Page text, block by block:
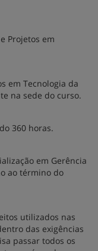
Projetos em
em Tecnologia da
na sede do curso.
360 horas.
em Gerência
ao término do
utilizados nas
das exigências
passar todos os